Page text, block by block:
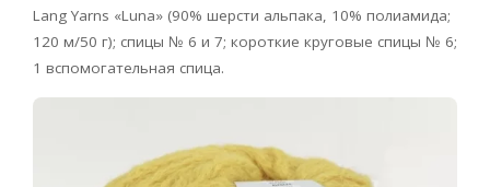
Lаng Yаrns «Lunа» (90% шерсти альпака, 10% полиамида;
120 м/50 г); спицы № 6 и 7; короткие круговые спицы № 6;
1 вспомогательная спица.